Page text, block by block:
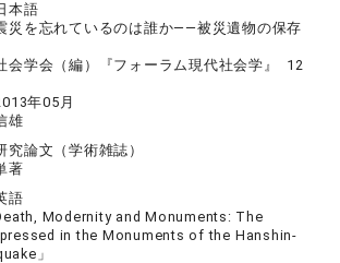
本語
災を忘れているのは誰か――被災遺物の保存
会学会（編）『フォーラム現代社会学』 12
年05月
雄
究論文（学術雑誌）
著
語
Modernity and Monuments: The
in the Monuments of the Hanshin-
」